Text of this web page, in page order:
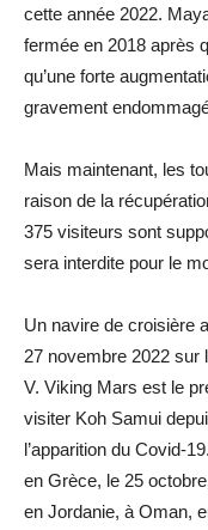
cette année 2022.
fermée en 2018 après
qu’une forte
gravement
Mais maintenant, les
raison de la
375 visiteurs sont
sera interdite pour le
Un navire de croisière
27 novembre 2022 sur
V. Viking Mars est le
visiter Koh Samui
l’apparition du Covid-
en Grèce, le 25
en Jordanie, à Oman,